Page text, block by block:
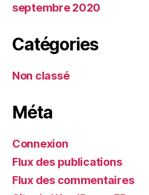
septembre 2020
Catégories
Non classé
Méta
Connexion
Flux des publications
Flux des commentaires